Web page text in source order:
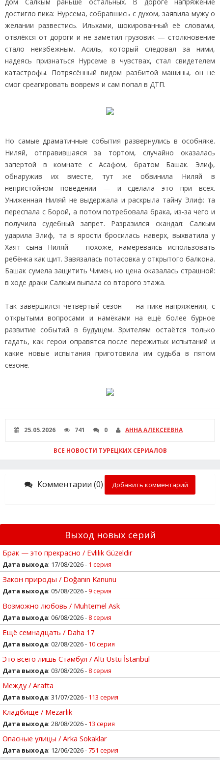
достигло пика: Нурсема, собравшись с духом, заявила мужу о
желании развестись. Ильхами, шокированный её словами,
отвлёкся от дороги и не заметил грузовик — столкновение
стало неизбежным. Асиль, который следовал за ними,
надеясь признаться Нурсеме в чувствах, стал свидетелем
катастрофы. Потрясённый видом разбитой машины, он не
смог среагировать вовремя и сам попал в ДТП.
Но самые драматичные события развернулись в особняке.
Ниляй, отправившаяся за тортом, случайно оказалась
запертой в комнате с Асафом, братом Башак. Элиф,
обнаружив их вместе, тут же обвинила Ниляй в
непристойном поведении — и сделала это при всех.
Униженная Ниляй не выдержала и раскрыла тайну Элиф: та
переспала с Борой, а потом потребовала брака, из‑за чего и
получила судебный запрет. Разразился скандал: Салкым
ударила Элиф, та в ярости бросилась наверх, выхватила у
Хаят сына Ниляй — похоже, намереваясь использовать
ребёнка как щит. Завязалась потасовка у открытого балкона.
Башак сумела защитить Чимен, но цена оказалась страшной:
в ходе драки Салкым выпала со второго этажа.
Так завершился четвёртый сезон — на пике напряжения, с
открытыми вопросами и намёками на ещё более бурное
развитие событий в будущем. Зрителям остаётся только
гадать, как герои оправятся после пережитых испытаний и
какие новые испытания приготовила им судьба в пятом
сезоне.
25.05.2026 741 0 АННА АЛЕКСЕЕВНА
ВСЕ НОВОСТИ ТУРЕЦКИХ СЕРИАЛОВ
Комментарии (0) Добавить комментарий
Выход новых серий
Брак — это прекрасно / Evlilik Güzeldir
Дата выхода: 17/08/2026 - 1 серия
Закон природы / Doğanın Kanunu
Дата выхода: 05/08/2026 -9 серия
Возможно любовь / Muhtemel Ask
Дата выхода: 06/08/2026 - 8 серия
Ещё семнадцать / Daha 17
Дата выхода: 02/08/2026 - 10 серия
Это всего лишь Стамбул / Altı Ustu İstanbul
Дата выхода: 03/08/2026 - 8 серия
Между / Arafta
Дата выхода: 31/07/2026 - 113 серия
Кладбище / Mezarlik
Дата выхода: 28/08/2026 - 13 серия
Опасные улицы / Arka Sokaklar
Дата выхода: 12/06/2026 -751 серия